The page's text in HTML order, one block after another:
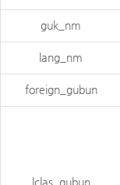
guk_nm
lang_nm
foreign_gubun
lclas_gubun